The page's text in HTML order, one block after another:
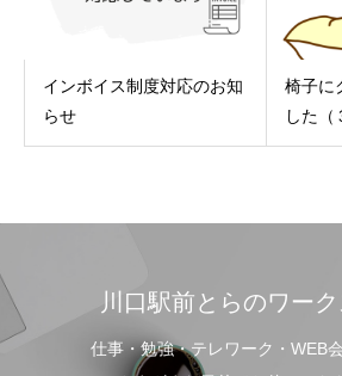
インボイス制度対応のお知
らせ
椅子に
した（
川口駅前とらのワー
仕事・勉強・テレワーク・WEB